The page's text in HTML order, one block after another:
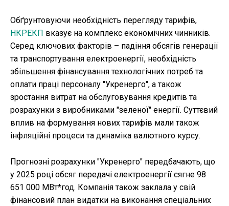
Обґрунтовуючи необхідність перегляду тарифів,
НКРЕКП вказує на комплекс економічних чинників.
Серед ключових факторів – падіння обсягів генерації
та транспортування електроенергії, необхідність
збільшення фінансування технологічних потреб та
оплати праці персоналу "Укренерго", а також
зростання витрат на обслуговування кредитів та
розрахунки з виробниками "зеленої" енергії. Суттєвий
вплив на формування нових тарифів мали також
інфляційні процеси та динаміка валютного курсу.
Прогнозні розрахунки "Укренерго" передбачають, що
у 2025 році обсяг передачі електроенергії сягне 98
651 000 МВт*год. Компанія також заклала у свій
фінансовий план видатки на виконання спеціальних